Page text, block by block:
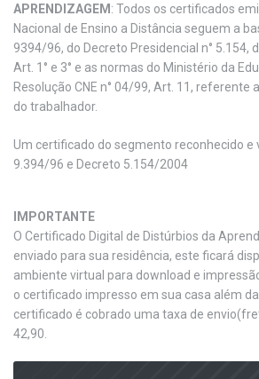
APRENDIZAGEM : Todos os certificados
Nacional de Ensino a Distância seguem a
9394/96, do Decreto Presidencial n° 5.154,
Art. 1° e 3° e as normas do Ministério da
Resolução CNE n° 04/99, Art. 11, referente
do trabalhador.
Um certificado do segmento reconhecido e
9.394/96 e Decreto 5.154/2004
IMPORTANTE
O Certificado Digital de Distúrbios da
enviado para sua residência, este ficará
ambiente virtual para download e
o certificado impresso em sua casa além
certificado é cobrado uma taxa de
42,90.